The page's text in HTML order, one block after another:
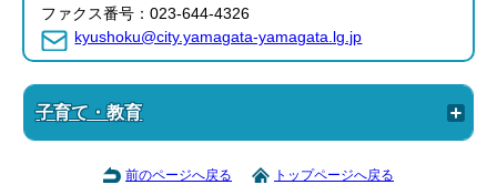
ファクス番号：023-644-4326
kyushoku@city.yamagata-yamagata.lg.jp
子育て・教育
前のページへ戻る トップページへ戻る